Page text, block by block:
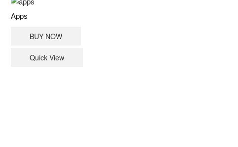
Apps
BUY NOW
Quick View